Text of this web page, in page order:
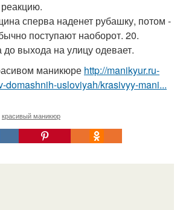
сперва наденет рубашку, потом -
поступают наоборот. 20.
выхода на улицу одевает.
маникюре http://manikyur.ru-
domashnih-usloviyah/krasivyy-mani...
красивый маникюр